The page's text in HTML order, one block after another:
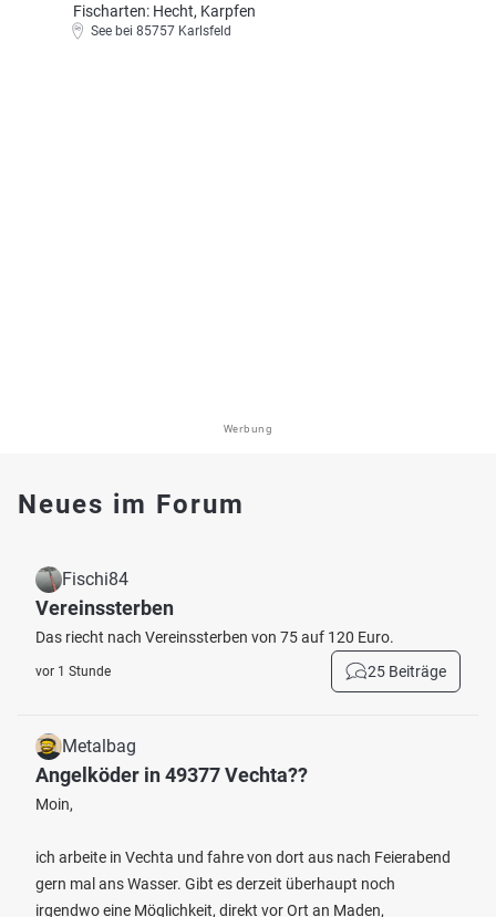
Fischarten: Hecht, Karpfen
See bei 85757 Karlsfeld
Werbung
Neues im Forum
Fischi84
Vereinssterben
Das riecht nach Vereinssterben von 75 auf 120 Euro.
vor 1 Stunde 25 Beiträge
Metalbag
Angelköder in 49377 Vechta??
Moin,
ich arbeite in Vechta und fahre von dort aus nach Feierabend
gern mal ans Wasser. Gibt es derzeit überhaupt noch
irgendwo eine Möglichkeit, direkt vor Ort an Maden,